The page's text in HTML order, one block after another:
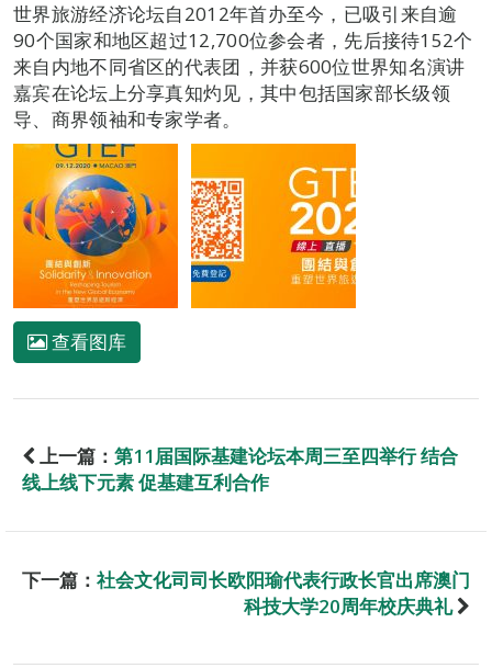
世界旅游经济论坛自2012年首办至今，已吸引来自逾
90个国家和地区超过12,700位参会者，先后接待152个
来自内地不同省区的代表团，并获600位世界知名演讲
嘉宾在论坛上分享真知灼见，其中包括国家部长级领
导、商界领袖和专家学者。
查看图库
上一篇： 第11届国际基建论坛本周三至四举行 结合
线上线下元素 促基建互利合作
下一篇： 社会文化司司长欧阳瑜代表行政长官出席澳门
科技大学20周年校庆典礼